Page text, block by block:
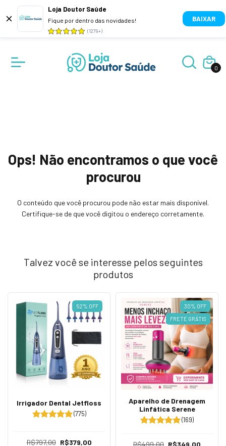
Loja Doutor Saúde
Fique por dentro das novidades!
(1279+)
BAIXAR
0
Ops! Não encontramos o que você
procurou
O conteúdo que você procurou pode não estar mais disponível.
Certifique-se de que você digitou o endereço corretamente.
Talvez você se interesse pelos seguintes
produtos
52% OFF
Irrigador Dental Jetfloss
(775)
R$797,00 R$379,00
30% OFF
FRETE GRÁTIS
Aparelho de Drenagem
Linfática Serene
(169)
R$499,00 R$349,00